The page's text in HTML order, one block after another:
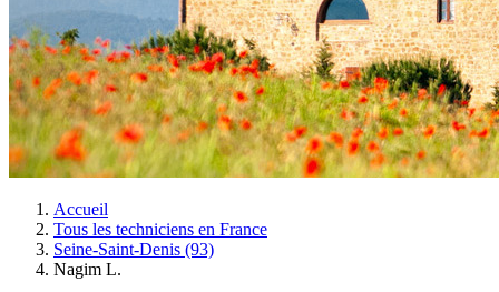
Accueil
Tous les techniciens en France
Seine-Saint-Denis (93)
Nagim L.